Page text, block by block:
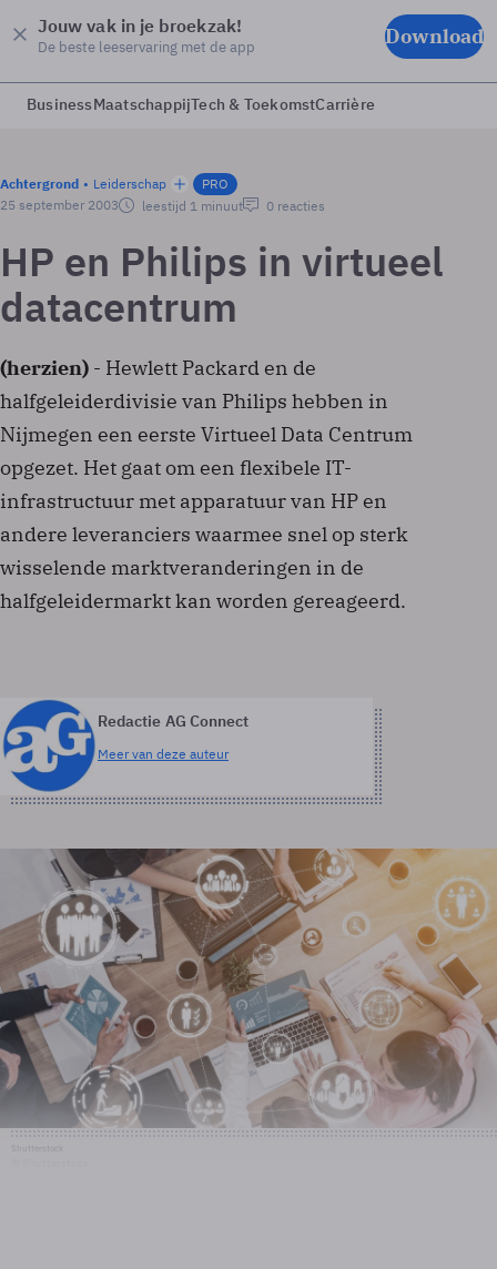
Jouw vak in je broekzak!
De beste leeservaring met de app Download
BusinessMaatschappijTech & ToekomstCarrière
Achtergrond Leiderschap
PRO
25 september 2003
leestijd 1 minuut 0 reacties
HP en Philips in virtueel
datacentrum
(herzien) - Hewlett Packard en de
halfgeleiderdivisie van Philips hebben in
Nijmegen een eerste Virtueel Data Centrum
opgezet. Het gaat om een flexibele IT-
infrastructuur met apparatuur van HP en
andere leveranciers waarmee snel op sterk
wisselende marktveranderingen in de
halfgeleidermarkt kan worden gereageerd.
Redactie AG Connect
Meer van deze auteur